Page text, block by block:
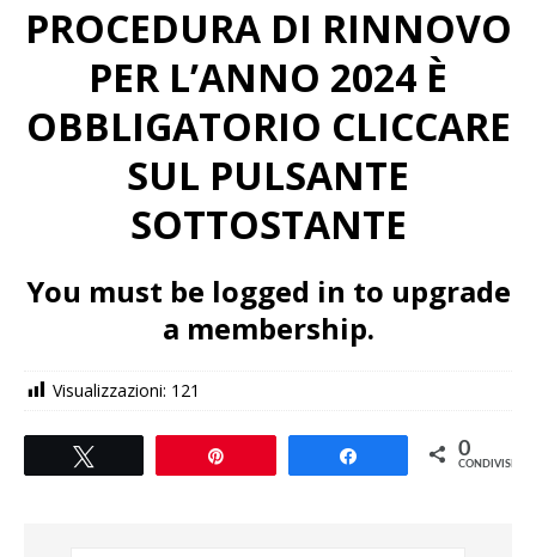
PROCEDURA DI RINNOVO
PER L’ANNO 2024 È
OBBLIGATORIO CLICCARE
SUL PULSANTE
SOTTOSTANTE
You must be logged in to upgrade
a membership.
Visualizzazioni: 121
0
CONDIVISIONI